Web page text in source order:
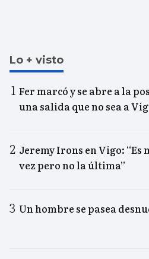
Lo + visto
Fer marcó y se abre a la
una salida que no sea a
Jeremy Irons en Vigo:
vez pero no la última”
Un hombre se pasea